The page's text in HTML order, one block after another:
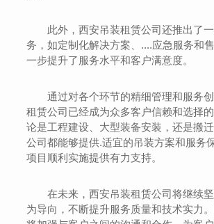
此外，西安吊装租赁公司还推出了
务，如定制化解决方案、....应急服务和
一步提升了服务水平和客户满意度。
通过对各个环节的精细管理和服务
租赁公司已经成为众多客户信赖和选择
论是工程建设、大型装备安装，还是搬
公司都能够提供.适宜的吊装方案和服务
项目顺利实施提供有力支持。
在未来，西安吊装租赁公司将继续
为导向，不断提升服务质量和技术实力